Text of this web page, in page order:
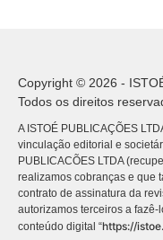
Copyright © 2026 -
Todos os direitos
A ISTOÉ PUBLICAÇÕES
vinculação editorial e
PUBLICACÕES LTDA
realizamos cobranças e que
contrato de assinatura da
autorizamos terceiros a
conteúdo digital “https://